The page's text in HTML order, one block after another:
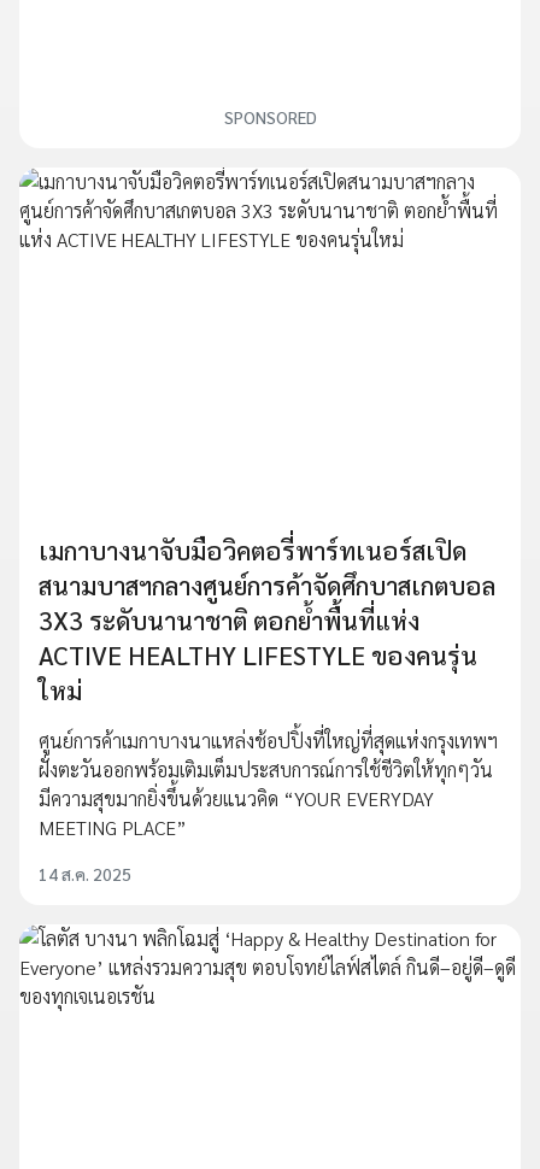
SPONSORED
เมกาบางนาจับมือวิคตอรี่พาร์ทเนอร์สเปิด
สนามบาสฯกลางศูนย์การค้าจัดศึกบาสเกตบอล
3X3 ระดับนานาชาติ ตอกย้ำพื้นที่แห่ง
ACTIVE HEALTHY LIFESTYLE ของคนรุ่น
ใหม่
ศูนย์การค้าเมกาบางนาแหล่งช้อปปิ้งที่ใหญ่ที่สุดแห่งกรุงเทพฯ
ฝั่งตะวันออกพร้อมเติมเต็มประสบการณ์การใช้ชีวิตให้ทุกๆวัน
มีความสุขมากยิ่งขึ้นด้วยแนวคิด “YOUR EVERYDAY
MEETING PLACE”
14 ส.ค. 2025